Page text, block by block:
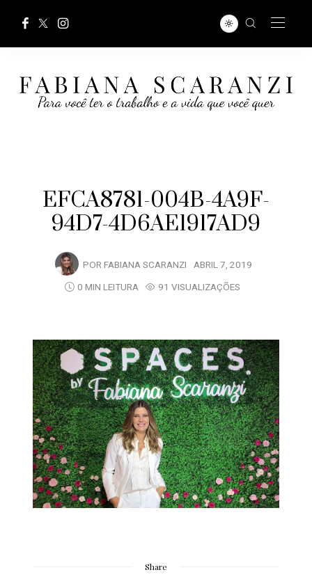
EFCA8781-004B-4A9F-
94D7-4D6AE1917AD9
POR FABIANA SCARANZI ABRIL 7, 2019
0 MIN LEITURA
91 VISUALIZAÇÕES
Share